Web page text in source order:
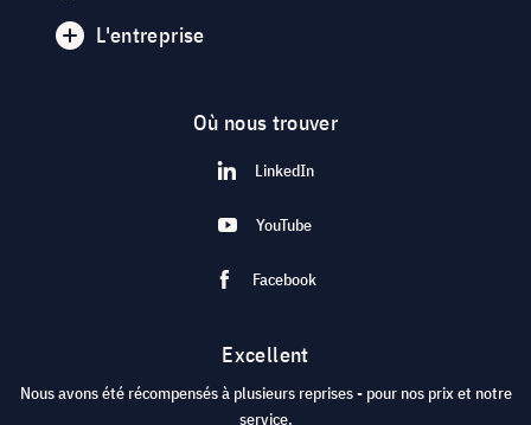
L'entreprise
Où nous trouver
LinkedIn
YouTube
Facebook
Excellent
Nous avons été récompensés à plusieurs reprises - pour nos prix et notre
service.